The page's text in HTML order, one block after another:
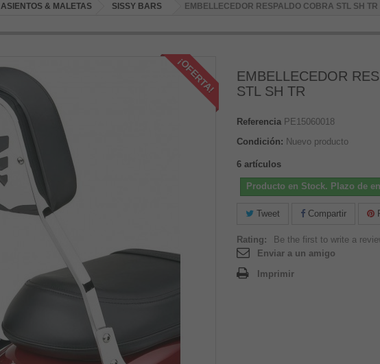
ASIENTOS & MALETAS SISSY BARS EMBELLECEDOR RESPALDO COBRA STL SH TR
¡OFERTA!
EMBELLECEDOR
STL SH TR
Referencia PE15060018
Condición: Nuevo producto
6 artículos
Producto en Stock. Plazo de
Tweet Compartir
Rating:
Be the first to write a
Enviar a un amigo
Imprimir